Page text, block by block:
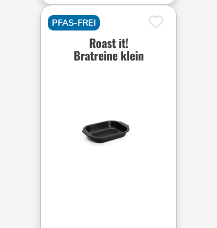
PFAS-FREI
Roast it!
Bratreine klein